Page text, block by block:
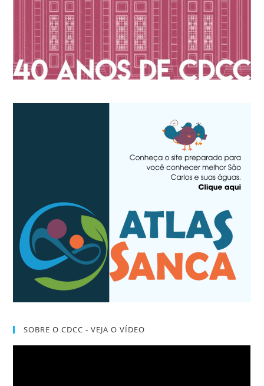
SOBRE O CDCC - VEJA O VÍDEO